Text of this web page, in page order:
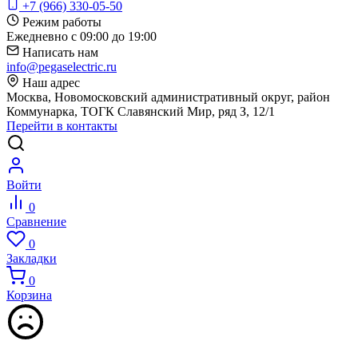
+7 (966) 330-05-50
Режим работы
Ежедневно с 09:00 до 19:00
Написать нам
info@pegaselectric.ru
Наш адрес
Москва, Новомосковский административный округ, район
Коммунарка, ТОГК Славянский Мир, ряд З, 12/1
Перейти в контакты
Войти
0
Сравнение
0
Закладки
0
Корзина